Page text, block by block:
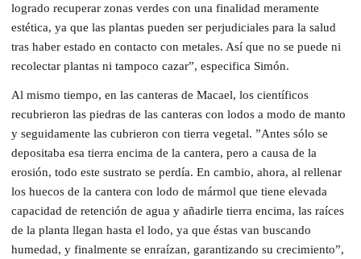
logrado recuperar zonas verdes con una finalidad meramente
estética, ya que las plantas pueden ser perjudiciales para la salud
tras haber estado en contacto con metales. Así que no se puede ni
recolectar plantas ni tampoco cazar”, especifica Simón.
Al mismo tiempo, en las canteras de Macael, los científicos
recubrieron las piedras de las canteras con lodos a modo de manto
y seguidamente las cubrieron con tierra vegetal. ”Antes sólo se
depositaba esa tierra encima de la cantera, pero a causa de la
erosión, todo este sustrato se perdía. En cambio, ahora, al rellenar
los huecos de la cantera con lodo de mármol que tiene elevada
capacidad de retención de agua y añadirle tierra encima, las raíces
de la planta llegan hasta el lodo, ya que éstas van buscando
humedad, y finalmente se enraízan, garantizando su crecimiento”,